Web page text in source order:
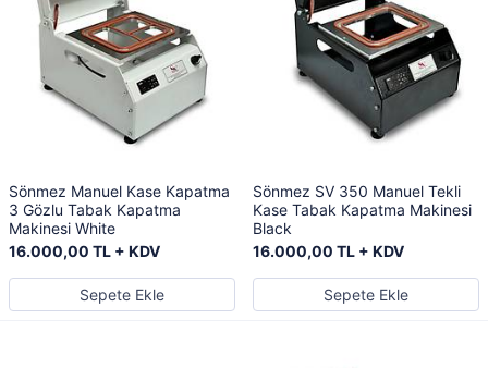
Sönmez Manuel Kase Kapatma
3 Gözlu Tabak Kapatma
Makinesi White
16.000,00 TL + KDV
Sepete Ekle
Sönmez SV 350 Manuel Tekli
Kase Tabak Kapatma Makinesi
Black
16.000,00 TL + KDV
Sepete Ekle